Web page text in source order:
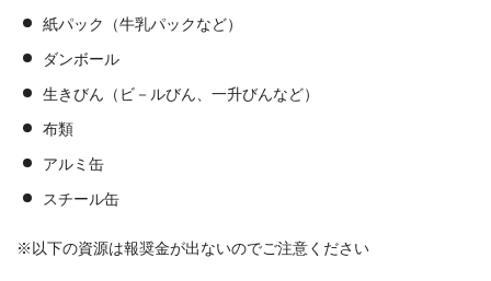
紙パック（牛乳パックなど）
ダンボール
生きびん（ビ－ルびん、一升びんなど）
布類
アルミ缶
スチール缶
※以下の資源は報奨金が出ないのでご注意ください